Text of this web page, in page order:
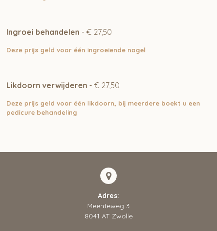
Ingroei behandelen - € 27,50
Deze prijs geld voor één ingroeiende nagel
Likdoorn verwijderen - € 27,50
Deze prijs geld voor één likdoorn, bij meerdere boekt u een
pedicure behandeling
Adres:
Meenteweg 3
8041 AT Zwolle